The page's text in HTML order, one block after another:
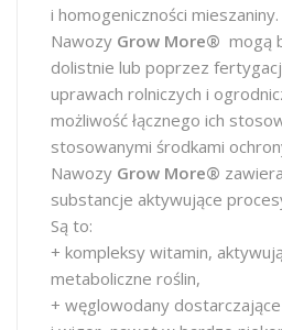
i homogeniczności mieszaniny.
Nawozy Grow More® mogą
dolistnie lub poprzez
uprawach rolniczych i
możliwość łącznego ich
stosowanymi środkami
Nawozy Grow More®
substancje aktywujące
Są to:
+ kompleksy witamin,
metaboliczne roślin,
+ węglowodany